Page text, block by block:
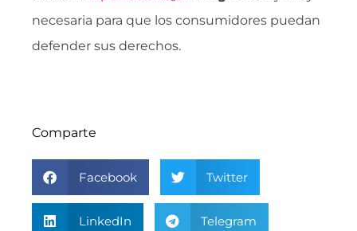
necesaria para que los consumidores puedan
defender sus derechos.
Comparte
Facebook Twitter
LinkedIn Telegram